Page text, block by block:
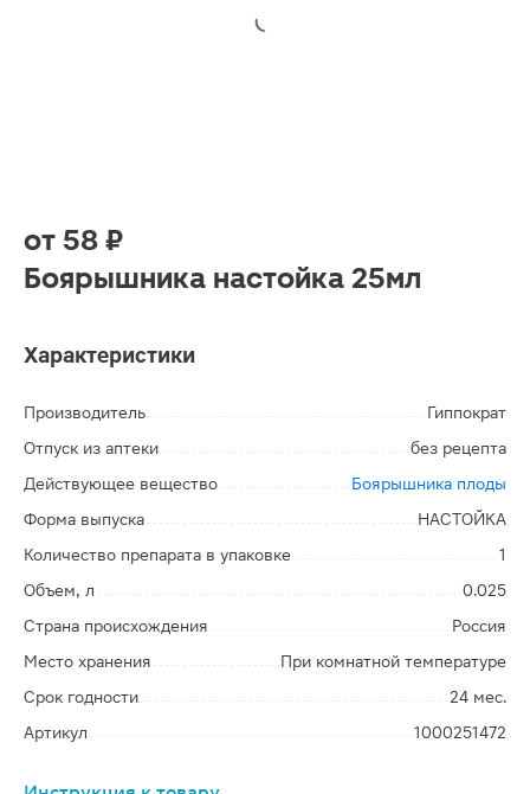
от 58 ₽
Боярышника настойка 25мл
Характеристики
Производитель
Гиппократ
Отпуск из аптеки
без рецепта
Действующее вещество
Боярышника плоды
Форма выпуска
НАСТОЙКА
Количество препарата в упаковке
1
Объем, л
0.025
Страна происхождения
Россия
Место хранения
При комнатной температуре
Срок годности
24 мес.
Артикул
1000251472